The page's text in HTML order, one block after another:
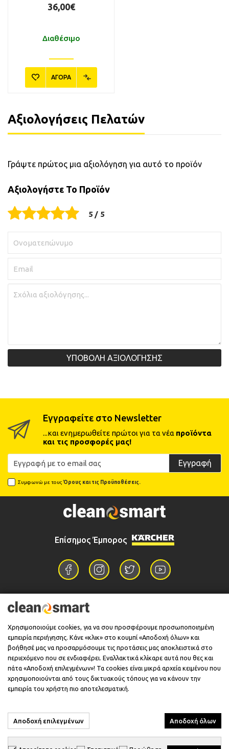
Ταχυσυνδέσμους
36,00€
Διαθέσιμο
ΑΓΟΡΑ
Αξιολογήσεις Πελατών
Γράψτε πρώτος μια αξιολόγηση για αυτό το προϊόν
Αξιολογήστε Το Προϊόν
ΥΠΟΒΟΛΗ ΑΞΙΟΛΟΓΗΣΗΣ
Εγγραφείτε στο Newsletter
...και ενημερωθείτε πρώτοι για τα νέα προϊόντα
και τις προσφορές μας!
Εγγραφή
Συμφωνώ με τουςΌρους και τις Προϋποθέσεις.
Επίσημος Έμπορος
Επικοινωνία
Πληροφορίες
Υποστήριξη
© 2026 CleanSmart - Kärcher Reseller & Service Provider.
Χρησιμοποιούμε cookies, για να σου προσφέρουμε προσωποποιημένη
εμπειρία περιήγησης. Κάνε «κλικ» στο κουμπί «Αποδοχή όλων» και
βοήθησέ μας να προσαρμόσουμε τις προτάσεις μας αποκλειστικά στο
περιεχόμενο που σε ενδιαφέρει. Εναλλακτικά κλίκαρε αυτά που θες και
πάτα «Αποδοχή επιλεγμένων»! Τα cookies είναι μικρά αρχεία κειμένου που
χρησιμοποιούνται από τους δικτυακούς τόπους για να κάνουν την
εμπειρία του χρήστη πιο αποτελεσματική.
Αποδοχή επιλεγμένων Αποδοχή όλων